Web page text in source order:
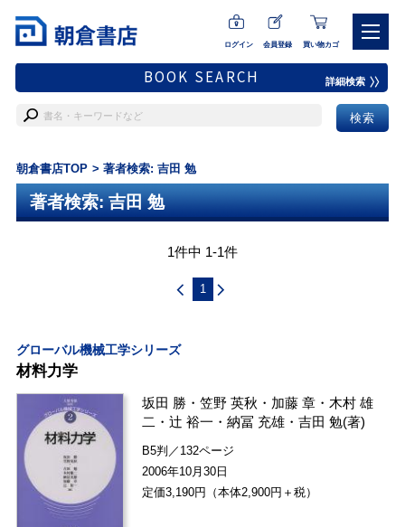
ログイン 会員登録 買い物カゴ
BOOK SEARCH 詳細検索
朝倉書店TOP 著者検索: 吉田 勉
著者検索: 吉田 勉
1件中 1-1件
1
グローバル機械工学シリーズ
材料力学
坂田 勝 ・笠野 英秋 ・ 加藤 章 ・ 木村 雄
二 ・辻 裕一 ・納冨 充雄 ・吉田 勉(著)
B5判／132ページ
2006年10月30日
定価3,190円（本体2,900円＋税）